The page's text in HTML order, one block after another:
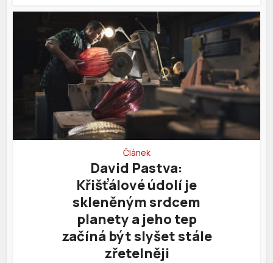
Článek
David Pastva:
Křišťálové údolí je
skleněným srdcem
planety a jeho tep
začíná být slyšet stále
zřetelněji